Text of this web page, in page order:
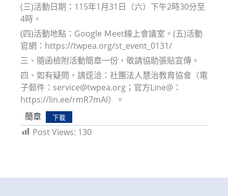
(三)活動日期：115年1月31日（六）下午2時30分至
4時。
(四)活動地點：Google Ｍeet線上會議室。(五)活動
官網：https://twpea.org/st_event_0131/
三、隨函檢附活動簡章一份，敬請協助張貼宣傳。
四、如有疑問，請逕洽：社團法人慧治教育協會（電
子郵件：service@twpea.org；官方Line@：
https://lin.ee/rmR7mAI）。
簡章
下載
Post Views: 130